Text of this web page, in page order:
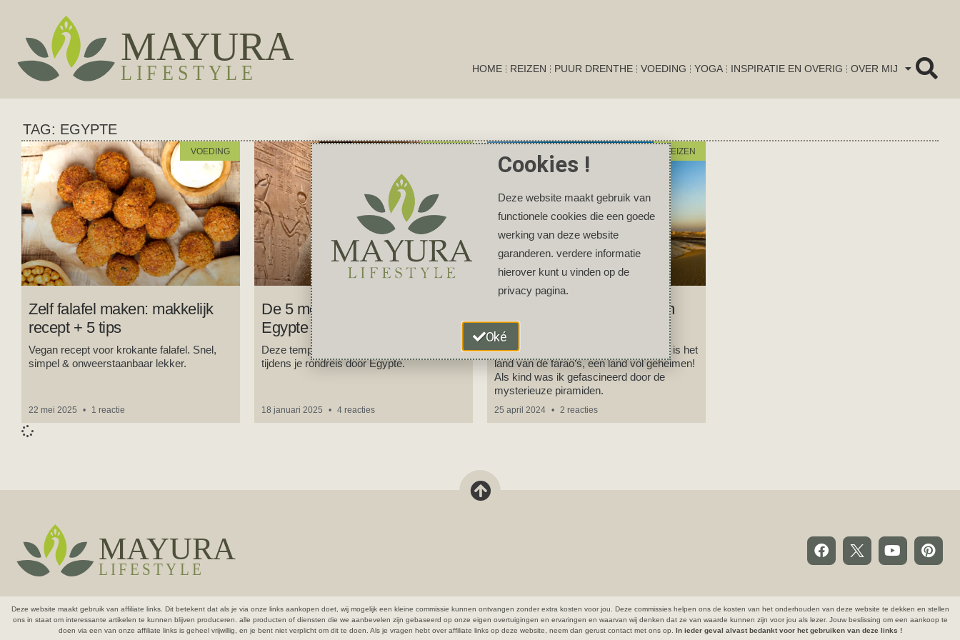
HOME REIZEN PUUR DRENTHE VOEDING YOGA INSPIRATIE EN OVERIG OVER MIJ
TAG: EGYPTE
VOEDING
Zelf falafel maken: makkelijk
recept + 5 tips
Vegan recept voor krokante falafel. Snel,
simpel & onweerstaanbaar lekker.
22 mei 2025 1 reactie
De 5 mooiste tempels in
Egypte die je niet mag missen
Deze tempels mag je écht niet missen
tijdens je rondreis door Egypte.
18 januari 2025 4 reacties
REIZEN
De Westelijke Woestijn van
Egypte
Egypte spreekt tot de verbeelding; het is het
land van de farao’s, een land vol geheimen!
Als kind was ik gefascineerd door de
mysterieuze piramiden.
25 april 2024 2 reacties
Deze website maakt gebruik van affiliate links. Dit betekent dat als je via onze links aankopen doet, wij mogelijk een kleine commissie kunnen ontvangen zonder extra kosten voor jou. Deze commissies helpen ons de kosten van het onderhouden van deze website te dekken en stellen
ons in staat om interessante artikelen te kunnen blijven produceren. alle producten of diensten die we aanbevelen zijn gebaseerd op onze eigen overtuigingen en ervaringen en waarvan wij denken dat ze van waarde kunnen zijn voor jou als lezer. Jouw beslissing om een aankoop te
doen via een van onze affiliate links is geheel vrijwillig, en je bent niet verplicht om dit te doen. Als je vragen hebt over affiliate links op deze website, neem dan gerust contact met ons op.
In ieder geval alvast bedankt voor het gebruiken van deze links !
Cookies !
Deze website maakt gebruik van
functionele cookies die een goede
werking van deze website
garanderen. verdere informatie
hierover kunt u vinden op de
privacy pagina.
Oké